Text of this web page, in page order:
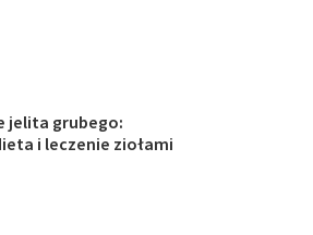
jelita grubego:
i leczenie ziołami